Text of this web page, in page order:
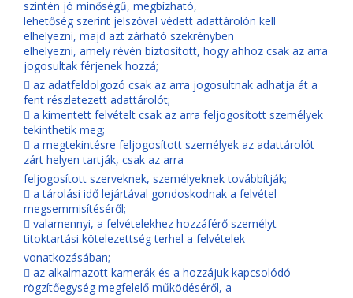
szintén jó minőségű, megbízható,
lehetőség szerint jelszóval védett adattárolón kell
elhelyezni, majd azt zárható szekrényben
elhelyezni, amely révén biztosított, hogy ahhoz csak az arra
jogosultak férjenek hozzá;
 az adatfeldolgozó csak az arra jogosultnak adhatja át a
fent részletezett adattárolót;
 a kimentett felvételt csak az arra feljogosított személyek
tekinthetik meg;
 a megtekintésre feljogosított személyek az adattárolót
zárt helyen tartják, csak az arra
feljogosított szerveknek, személyeknek továbbítják;
 a tárolási idő lejártával gondoskodnak a felvétel
megsemmisítéséről;
 valamennyi, a felvételekhez hozzáférő személyt
titoktartási kötelezettség terhel a felvételek
vonatkozásában;
 az alkalmazott kamerák és a hozzájuk kapcsolódó
rögzítőegység megfelelő működéséről, a